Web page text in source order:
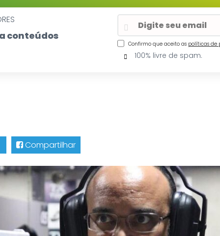
conteúdos
Confirmo que aceito as políticas de
100% livre de spam.
Compartilhar